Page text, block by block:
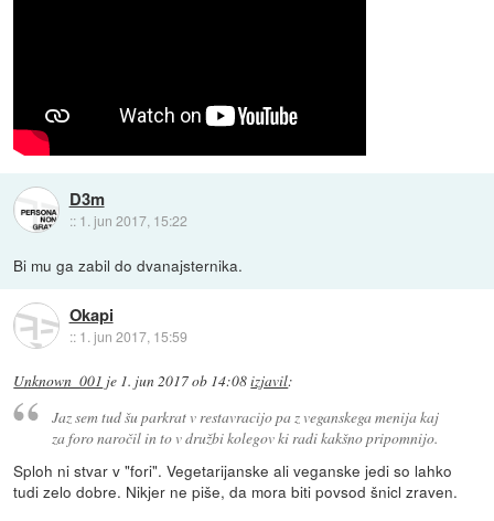
D3m
:: 1. jun 2017, 15:22
Bi mu ga zabil do dvanajsternika.
Okapi
:: 1. jun 2017, 15:59
Unknown_001 je 1. jun 2017 ob 14:08izjavil:
Jaz sem tud šu parkrat v restavracijo pa z veganskega menija kaj
za foro naročil in to v družbi kolegov ki radi kakšno pripomnijo.
Sploh ni stvar v "fori". Vegetarijanske ali veganske jedi so lahko
tudi zelo dobre. Nikjer ne piše, da mora biti povsod šnicl zraven.